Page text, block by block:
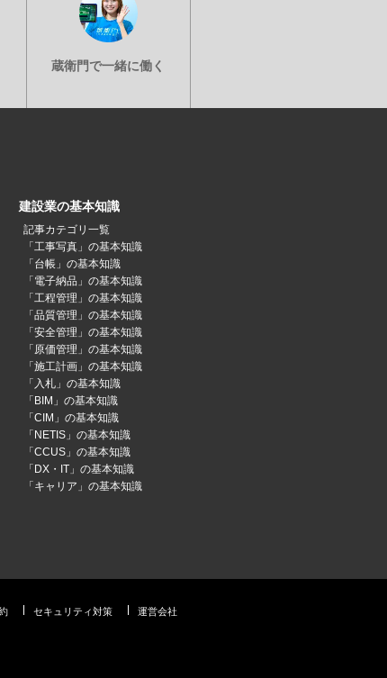
建設業の基本知識
記事カテゴリ一覧
「工事写真」の基本知識
「台帳」の基本知識
「電子納品」の基本知識
「工程管理」の基本知識
「品質管理」の基本知識
「安全管理」の基本知識
「原価管理」の基本知識
「施工計画」の基本知識
「入札」の基本知識
「BIM」の基本知識
「CIM」の基本知識
「NETIS」の基本知識
「CCUS」の基本知識
「DX・IT」の基本知識
「キャリア」の基本知識
セキュリティ対策 運営会社